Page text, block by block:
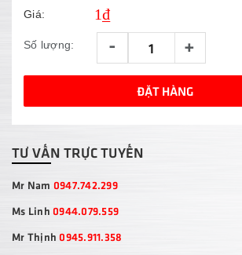
Giá: 1₫
Số lượng: - +
ĐẶT HÀNG
TƯ VẤN TRỰC TUYẾN
Mr Nam 0947.742.299
Ms Linh 0944.079.559
Mr Thịnh0945.911.358